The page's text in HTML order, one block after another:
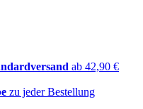
ab 42,90 €
zu jeder Bestellung